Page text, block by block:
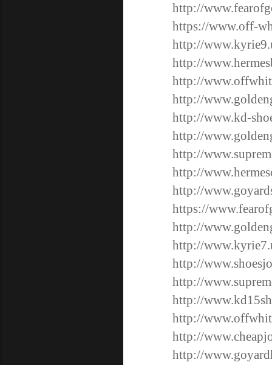
http://
https://www.off-
http://
http://
http://
http://
http://www.kd-
http://
http://
http://
http://
https://
http://
http://
http://
http://
http://
http://
http://
http://